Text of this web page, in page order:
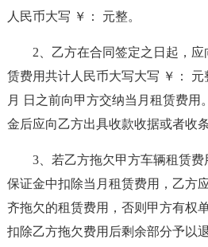
人民币大写 ￥： 元整。
2、乙方在合同签定之日起，
赁费用共计人民币大写大写 ￥：
月 日之前向甲方交纳当月租赁费用
金后应向乙方出具收款收据或者收条
3、若乙方拖欠甲方车辆租赁
保证金中扣除当月租赁费用，乙方
齐拖欠的租赁费用，否则甲方有权
扣除乙方拖欠费用后剩余部分予以退